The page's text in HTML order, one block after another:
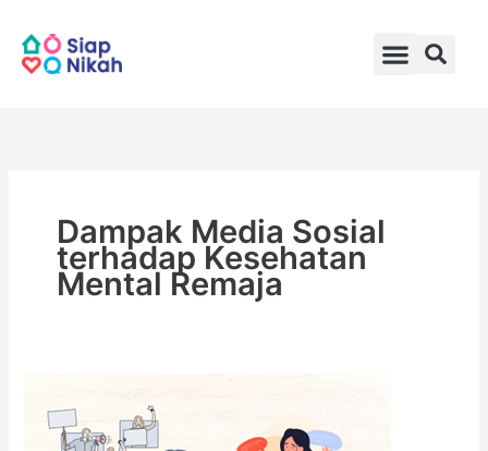
content
Dampak Media Sosial
terhadap Kesehatan
Mental Remaja
Media
Sosial